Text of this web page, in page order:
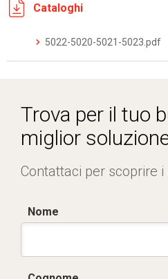
Cataloghi
5022-5020-5021-5023.pdf
Trova per il tuo
miglior
Contattaci per scoprire
Nome